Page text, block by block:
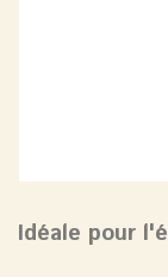
Idéale pour